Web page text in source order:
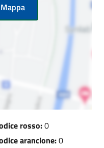
rosso:0
arancione:0